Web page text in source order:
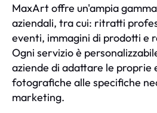
MaxArt offre un'ampia
aziendali, tra cui: ritratti
eventi, immagini di prodotti e
Ogni servizio è
aziende di adattare le proprie
fotografiche alle specifiche
marketing.